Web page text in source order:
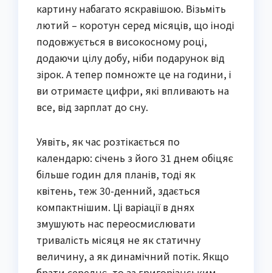
картину набагато яскравішою. Візьміть
лютий – коротун серед місяців, що іноді
подовжується в високосному році,
додаючи цілу добу, ніби подарунок від
зірок. А тепер помножте це на години, і
ви отримаєте цифри, які впливають на
все, від зарплат до сну.
Уявіть, як час розтікається по
календарю: січень з його 31 днем обіцяє
більше годин для планів, тоді як
квітень, теж 30-денний, здається
компактнішим. Ці варіації в днях
змушують нас переосмислювати
тривалість місяця не як статичну
величину, а як динамічний потік. Якщо